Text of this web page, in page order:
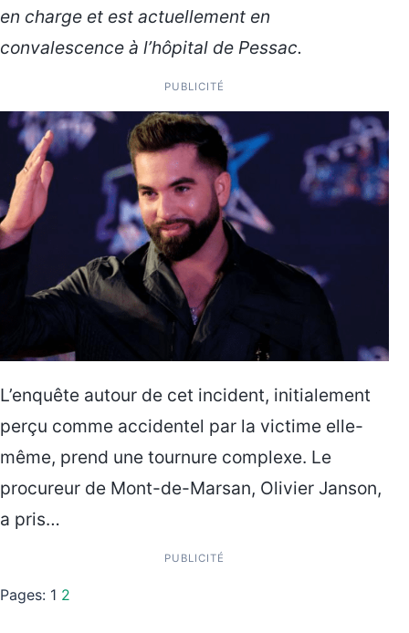
en charge et est actuellement en
convalescence à l’hôpital de Pessac.
PUBLICITÉ
L’enquête autour de cet incident, initialement
perçu comme accidentel par la victime elle-
même, prend une tournure complexe. Le
procureur de Mont-de-Marsan, Olivier Janson,
a pris…
PUBLICITÉ
Pages: 1 2